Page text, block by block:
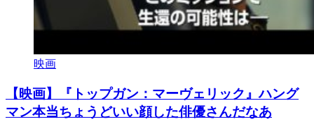
映画
【映画】『トップガン：マーヴェリック』ハング
マン本当ちょうどいい顔した俳優さんだなあ